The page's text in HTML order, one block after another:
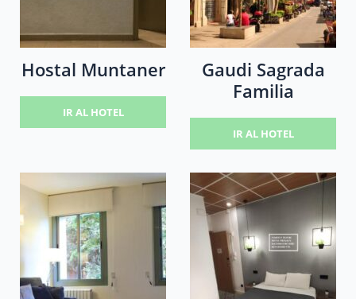
Hostal Muntaner
IR AL HOTEL
Gaudi Sagrada
Familia
IR AL HOTEL